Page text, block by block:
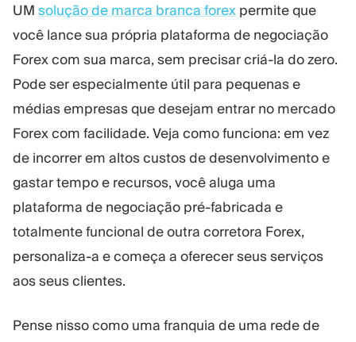
UM solução de marca branca forex permite que
você lance sua própria plataforma de negociação
Forex com sua marca, sem precisar criá-la do zero.
Pode ser especialmente útil para pequenas e
médias empresas que desejam entrar no mercado
Forex com facilidade. Veja como funciona: em vez
de incorrer em altos custos de desenvolvimento e
gastar tempo e recursos, você aluga uma
plataforma de negociação pré-fabricada e
totalmente funcional de outra corretora Forex,
personaliza-a e começa a oferecer seus serviços
aos seus clientes.
Pense nisso como uma franquia de uma rede de
Sustentabilidade
SIGA-NOS